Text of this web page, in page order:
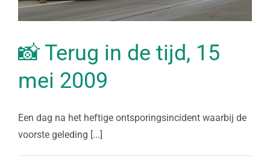
📸 Terug in de tijd, 15
mei 2009
Een dag na het heftige ontsporingsincident waarbij de
voorste geleding [...]